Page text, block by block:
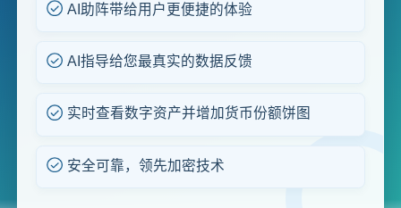
AI助阵带给用户更便捷的体验
AI指导给您最真实的数据反馈
实时查看数字资产并增加货币份额饼图
安全可靠，领先加密技术